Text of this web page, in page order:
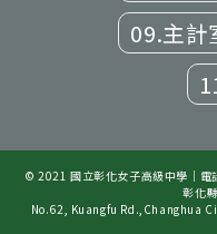
09.主計
© 2021 國立彰化女子高級中學｜
彰化
No.62, Kuangfu Rd.,Changhua